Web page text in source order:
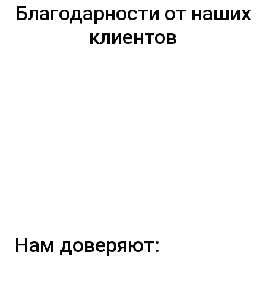
Благодарности от наших
клиентов
Нам доверяют: